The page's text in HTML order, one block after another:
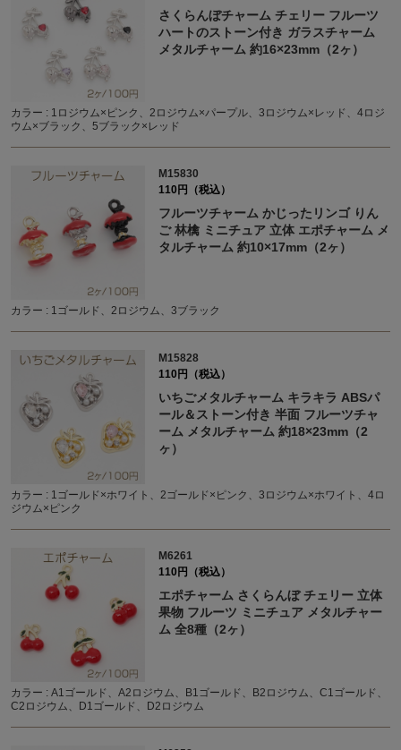
さくらんぼチャーム チェリー フルーツ
ハートのストーン付き ガラスチャーム
メタルチャーム 約16×23mm（2ヶ）
カラー : 1ロジウム×ピンク、2ロジウム×パープル、3ロジウム×レッド、4ロジ
ウム×ブラック、5ブラック×レッド
M15830
110円（税込）
フルーツチャーム かじったリンゴ りん
ご 林檎 ミニチュア 立体 エポチャーム メ
タルチャーム 約10×17mm（2ヶ）
カラー : 1ゴールド、2ロジウム、3ブラック
M15828
110円（税込）
いちごメタルチャーム キラキラ ABSパ
ール＆ストーン付き 半面 フルーツチャ
ーム メタルチャーム 約18×23mm（2
ヶ）
カラー : 1ゴールド×ホワイト、2ゴールド×ピンク、3ロジウム×ホワイト、4ロ
ジウム×ピンク
M6261
110円（税込）
エポチャーム さくらんぼ チェリー 立体
果物 フルーツ ミニチュア メタルチャー
ム 全8種（2ヶ）
カラー : A1ゴールド、A2ロジウム、B1ゴールド、B2ロジウム、C1ゴールド、
C2ロジウム、D1ゴールド、D2ロジウム